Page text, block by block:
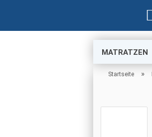
MATRATZEN
Startseite »